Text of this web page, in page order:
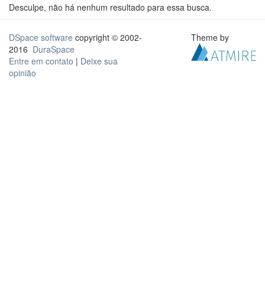
Desculpe, não há nenhum resultado para essa busca.
DSpace software copyright © 2002-
2016 DuraSpace
Entre em contato | Deixe sua
opinião
Theme by